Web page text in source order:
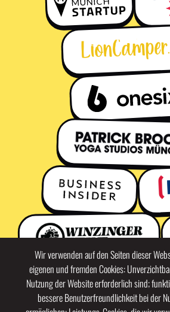
Wir verwenden auf den Seiten dieser
eigenen und fremden Cookies:
Nutzung der Website erforderlich sind;
bessere Benutzerfreundlichkeit bei der